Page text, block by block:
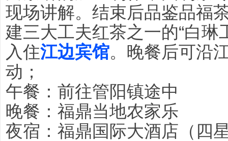
现场讲解。结束后品鉴品福
建三大工夫红茶之一的“白琳
入住江边宾馆。晚餐后可沿
动；
午餐：前往管阳镇途中
晚餐：福鼎当地农家乐
夜宿：福鼎国际大酒店（四